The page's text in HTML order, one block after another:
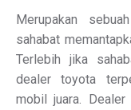
Merupakan
sahabat
Terlebih jika
dealer toyota
mobil juara. Dealer